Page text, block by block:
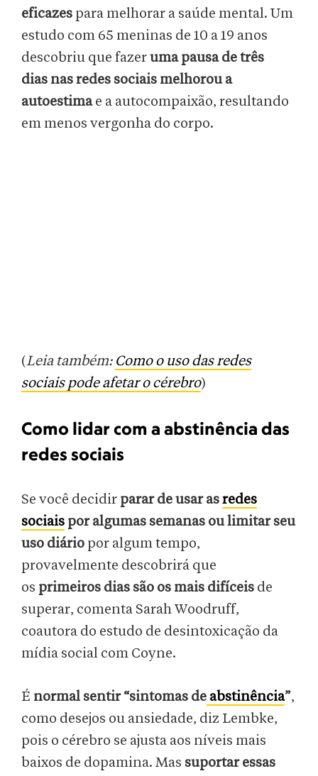
eficazes para melhorar a saúde mental. Um
estudo com 65 meninas de 10 a 19 anos
descobriu que fazeruma pausa de três
dias nas redes sociais melhorou a
autoestimae a autocompaixão, resultando
em menos vergonha do corpo.
(Leia também: Como o uso das redes
sociais pode afetar o cérebro)
Como lidar com a abstinência das
redes sociais
Se você decidir parar de usar asredes
sociais por algumas semanas oulimitar seu
uso diário por algum tempo,
provavelmente descobrirá que
os primeiros dias são os mais difíceis de
superar, comenta Sarah Woodruff,
coautora do estudo de desintoxicação da
mídia social com Coyne.
É normal sentir “sintomas de abstinência”,
como desejos ou ansiedade, diz Lembke,
pois o cérebro se ajusta aos níveis mais
baixos de dopamina. Mas suportar essas